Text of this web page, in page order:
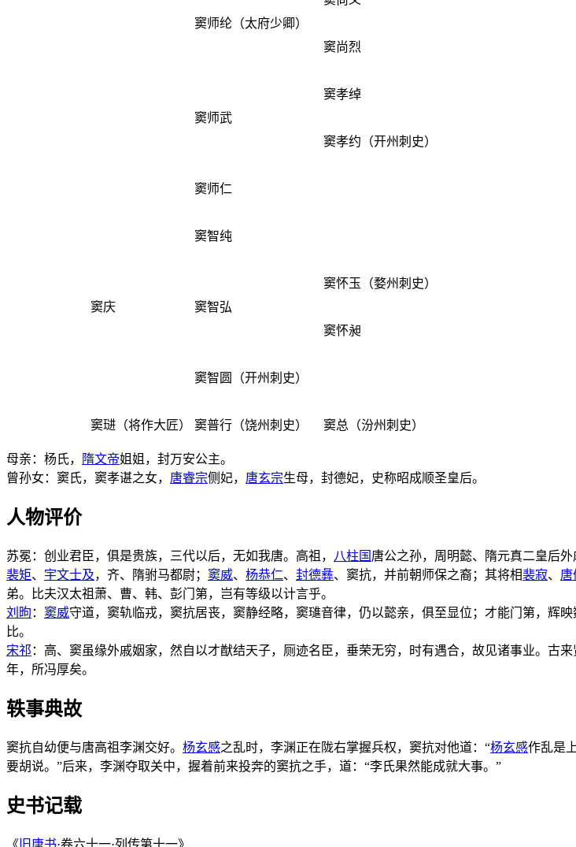
窦师纶 （太府少卿）
窦尚烈
窦师武
窦孝绰
窦孝约（开州刺史）
窦师仁
窦庆
窦智纯
窦智弘
窦怀玉（婺州刺史）
窦怀昶
窦智圆（开州刺史）
窦琎 （将作大匠） 窦普行（饶州刺史） 窦总（汾州刺史）
母亲：杨氏， 隋文帝姐姐，封万安公主。
曾孙女：窦氏，窦孝谌之女， 唐睿宗侧妃， 唐玄宗生母，封德妃，史称昭成顺圣皇后。
人物评价
苏冕：创业君臣，俱是贵族，三代以后，无如我唐。高祖， 八柱国 唐公之孙，周明懿、隋元真二皇后外
裴矩、 宇文士及，齐、隋驸马都尉； 窦威、 杨恭仁、 封德彝、窦抗，并前朝师保之裔；其将相裴寂、 唐
弟。比夫汉太祖萧、曹、韩、彭门第，岂有等级以计言乎。
刘昫 ： 窦威守道，窦轨临戎，窦抗居丧，窦静经略，窦璡音律，仍以懿亲，俱至显位；才能门第，辉
比。
宋祁 ：高、窦虽缘外戚姻家，然自以才猷结天子，厕迹名臣，垂荣无穷，时有遇合，故见诸事业。古
年，所冯厚矣。
轶事典故
窦抗自幼便与唐高祖李渊交好。 杨玄感之乱时，李渊正在陇右掌握兵权，窦抗对他道：“杨玄感作乱是
要胡说。”后来，李渊夺取关中，握着前来投奔的窦抗之手，道：“李氏果然能成就大事。”
史书记载
《 旧唐书·卷六十一·列传第十一》